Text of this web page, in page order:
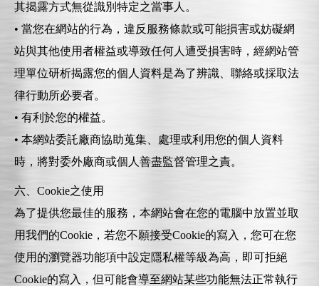
其揭露方式無從識別特定之當事人。
• 當您在網站的行為，違反服務條款或可能損害或妨礙網
站與其他使用者權益或導致任何人遭受損害時，經網站管
理單位研析揭露您的個人資料是為了辨識、聯絡或採取法
律行動所必要者。
• 有利於您的權益。
• 本網站委託廠商協助蒐集、處理或利用您的個人資料
時，將對委外廠商或個人善盡監督管理之責。
六、Cookie之使用
為了提供您最佳的服務，本網站會在您的電腦中放置並取
用我們的Cookie，若您不願接受Cookie的寫入，您可在您
使用的瀏覽器功能項中設定隱私權等級為高，即可拒絕
Cookie的寫入，但可能會導至網站某些功能無法正常執行